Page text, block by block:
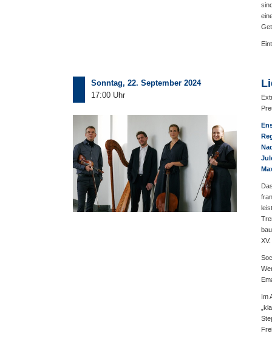
Sonntag, 22. September 2024
17:00 Uhr
Im